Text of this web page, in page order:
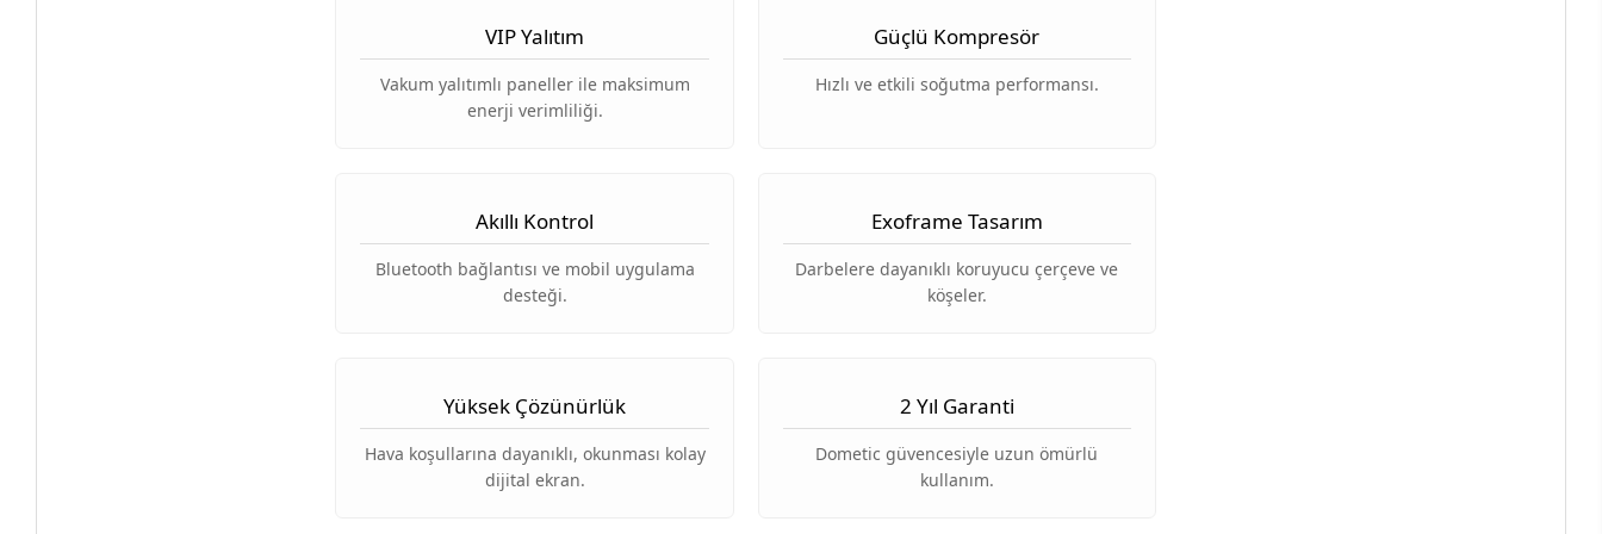
VIP Yalıtım
Vakum yalıtımlı paneller ile maksimum
enerji verimliliği.
Güçlü Kompresör
Hızlı ve etkili soğutma performansı.
Akıllı Kontrol
Bluetooth bağlantısı ve mobil uygulama
desteği.
Exoframe Tasarım
Darbelere dayanıklı koruyucu çerçeve ve
köşeler.
Yüksek Çözünürlük
Hava koşullarına dayanıklı, okunması kolay
dijital ekran.
2 Yıl Garanti
Dometic güvencesiyle uzun ömürlü
kullanım.